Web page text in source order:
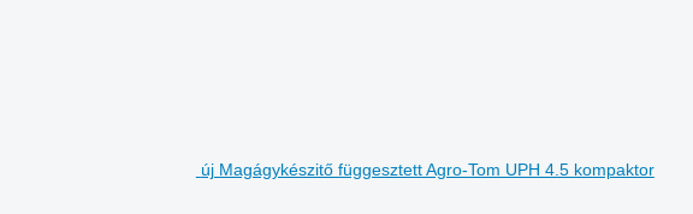
új Magágykészitő függesztett Agro-Tom UPH 4.5 kompaktor